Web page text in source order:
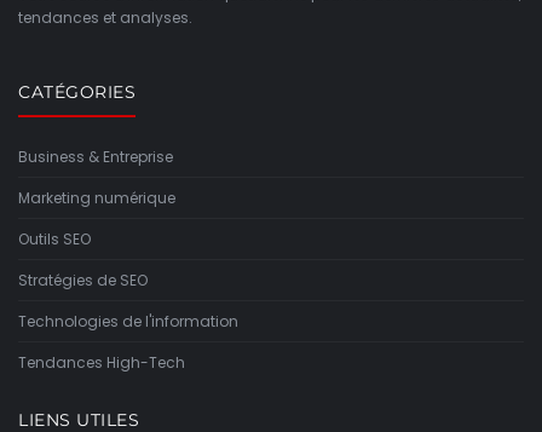
tendances et analyses.
CATÉGORIES
Business & Entreprise
Marketing numérique
Outils SEO
Stratégies de SEO
Technologies de l'information
Tendances High-Tech
LIENS UTILES